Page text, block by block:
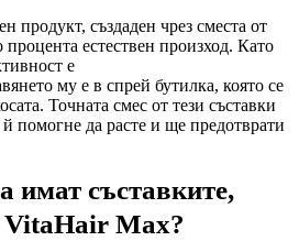
продукт, създаден чрез сместа от
процента естествен произход. Като
е
му е в спрей бутилка, която се
Точната смес от тези съставки
помогне да расте и ще предотврати
имат съставките,
Max?